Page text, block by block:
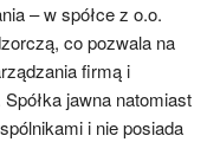
– w spółce z o.o.
co pozwala na
firmą i
jawna natomiast
i nie posiada